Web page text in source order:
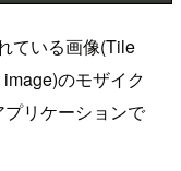
ている画像(Tile
のモザイク
リケーションで